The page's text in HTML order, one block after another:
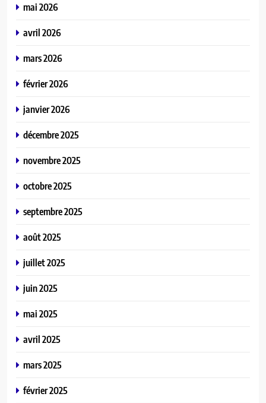
mai 2026
avril 2026
mars 2026
février 2026
janvier 2026
décembre 2025
novembre 2025
octobre 2025
septembre 2025
août 2025
juillet 2025
juin 2025
mai 2025
avril 2025
mars 2025
février 2025